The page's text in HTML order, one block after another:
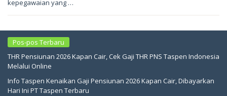
sukantengah
kepegawaian yang …
Pos-pos Terbaru
THR Pensiunan 2026 Kapan Cair, Cek Gaji THR PNS Taspen Indonesia
Melalui Online
Info Taspen Kenaikan Gaji Pensiunan 2026 Kapan Cair, Dibayarkan
Hari Ini PT Taspen Terbaru